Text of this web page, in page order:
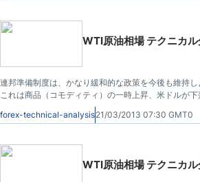
WTI原油相場 テクニカ
連邦準備制度は、かなり緩和的な政策を今後も維持し
これは商品（コモディティ）の一時上昇、米ドルが
う。しかし、これらは、我々は商品（コモディティ）
米ドルが全体的に増しているように、これらは、私た
forex-technical-analysis21/03/2013 07:30 GMT0
WTI原油相場 テクニカ